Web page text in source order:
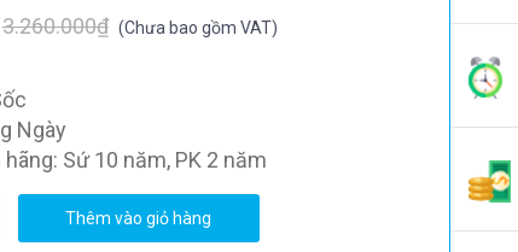
3.260.000₫ (Chưa bao gồm VAT)
Ngày
Sứ 10 năm, PK 2 năm
Thêm vào giỏ hàng